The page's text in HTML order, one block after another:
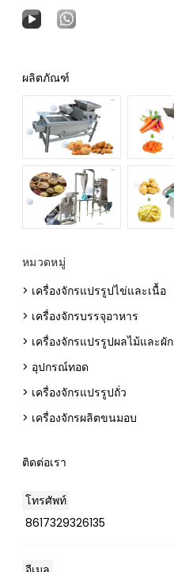
ผลิตภัณฑ์
หมวดหมู่
> เครื่องจักรแปรรูปไข่และเนื้อ
> เครื่องจักรบรรจุอาหาร
> เครื่องจักรแปรรูปผลไม้และผัก
> อุปกรณ์ทอด
> เครื่องจักรแปรรูปถั่ว
> เครื่องจักรผลิตขนมอบ
ติดต่อเรา
โทรศัพท์
8617329326135